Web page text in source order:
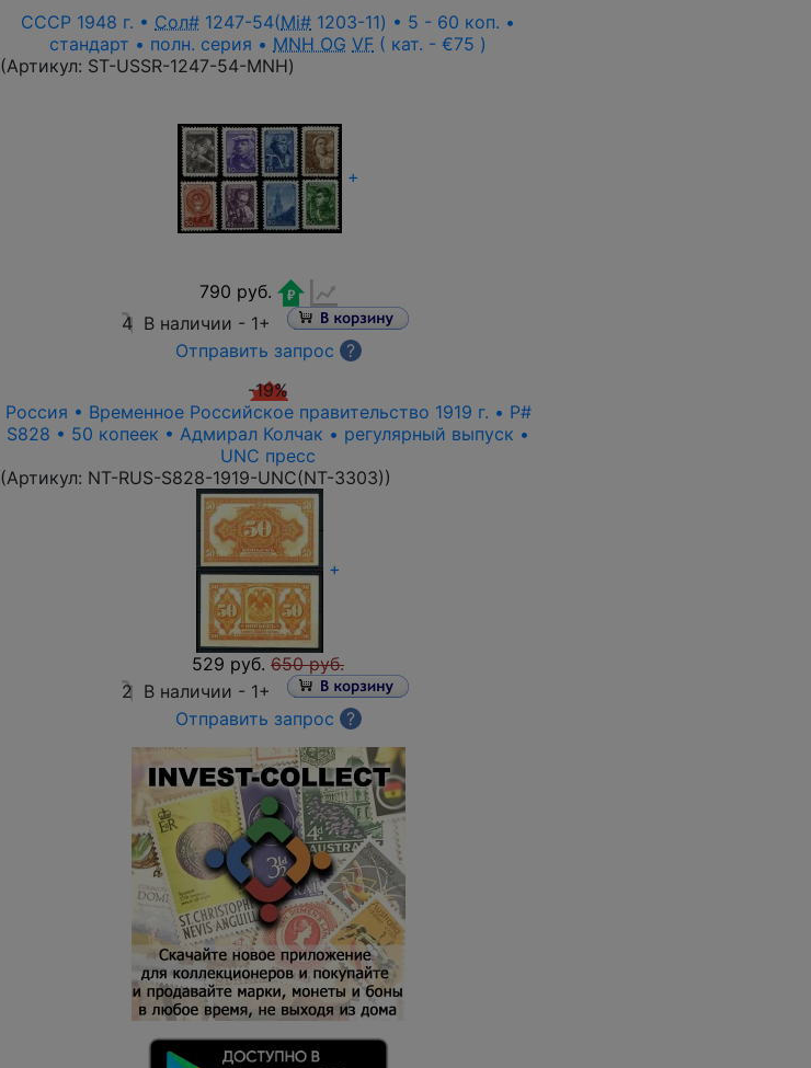
СССР 1948 г. • Сол# 1247-54(Mi# 1203-11) • 5 - 60 коп. •
стандарт • полн. серия • MNH OG VF ( кат. - €75 )
(Артикул: ST-USSR-1247-54-MNH)
+
790 руб.
4 В наличии - 1+
Отправить запрос
?
-19%
Россия • Временное Российское правительство 1919 г. • P#
S828 • 50 копеек • Адмирал Колчак • регулярный выпуск •
UNC пресс
(Артикул: NT-RUS-S828-1919-UNC(NT-3303))
+
529 руб. 650 руб.
2 В наличии - 1+
Отправить запрос
?